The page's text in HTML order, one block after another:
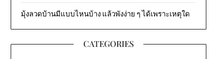
มุ้งลวดบ้านมีแบบไหนบ้าง แล้วพังง่าย ๆ ได้เพราะเหตุใด
CATEGORIES